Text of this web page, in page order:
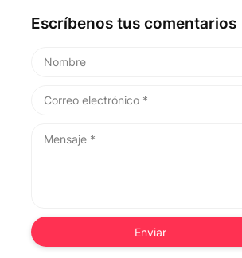
Escríbenos tus comentarios